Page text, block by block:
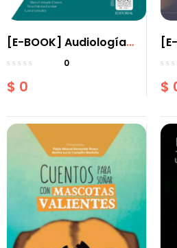
[E-BOOK] Audiología
básica para estudiantes
0
$ 0 $